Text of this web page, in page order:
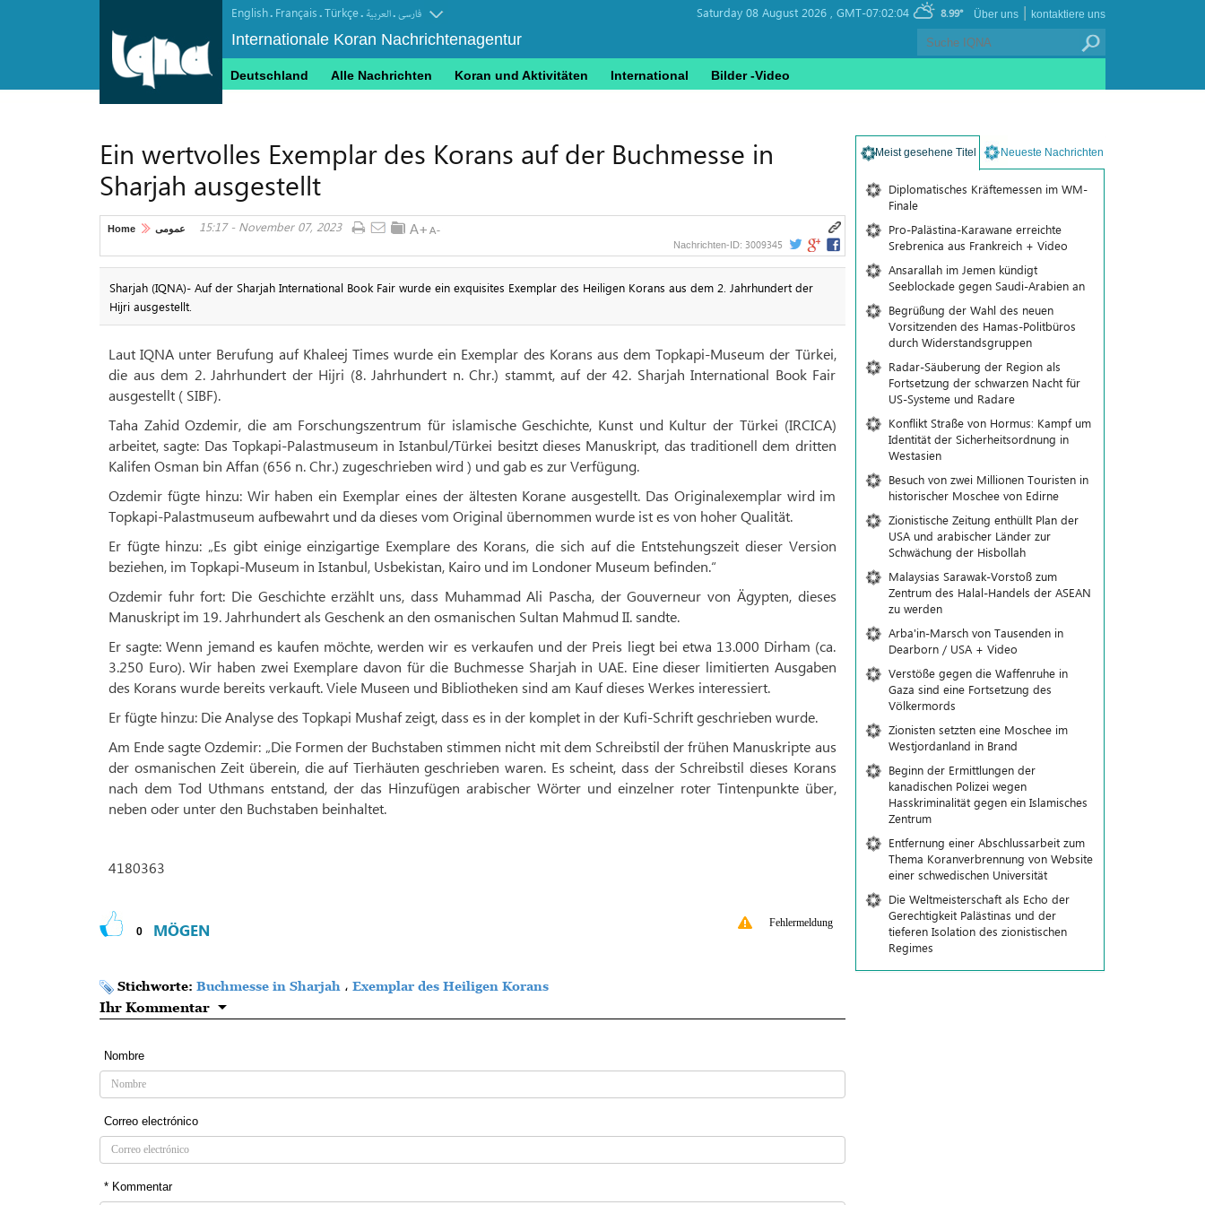
English. Français.Türkçe. العربیة.فارسی
Internationale Koran Nachrichtenagentur
Saturday 08 August 2026 , GMT-07:02:04 8.99° kontaktiere uns
|
Über uns
Deutschland Alle Nachrichten Koran und Aktivitäten International Bilder -Video
Ein wertvolles Exemplar des Korans auf der Buchmesse in
Sharjah ausgestellt
Home عمومی 15:17 - November 07, 2023
Nachrichten-ID: 3009345
Sharjah (IQNA)- Auf der Sharjah International Book Fair wurde ein exquisites Exemplar des Heiligen Korans aus dem 2. Jahrhundert der
Hijri ausgestellt.
Laut IQNA unter Berufung auf Khaleej Times wurde ein Exemplar des Korans aus dem Topkapi-Museum der Türkei,
die aus dem 2. Jahrhundert der Hijri (8. Jahrhundert n. Chr.) stammt, auf der 42. Sharjah International Book Fair
ausgestellt ( SIBF).
Taha Zahid Ozdemir, die am Forschungszentrum für islamische Geschichte, Kunst und Kultur der Türkei (IRCICA)
arbeitet, sagte: Das Topkapi-Palastmuseum in Istanbul/Türkei besitzt dieses Manuskript, das traditionell dem dritten
Kalifen Osman bin Affan (656 n. Chr.) zugeschrieben wird ) und gab es zur Verfügung.
Ozdemir fügte hinzu: Wir haben ein Exemplar eines der ältesten Korane ausgestellt. Das Originalexemplar wird im
Topkapi-Palastmuseum aufbewahrt und da dieses vom Original übernommen wurde ist es von hoher Qualität.
Er fügte hinzu: „Es gibt einige einzigartige Exemplare des Korans, die sich auf die Entstehungszeit dieser Version
beziehen, im Topkapi-Museum in Istanbul, Usbekistan, Kairo und im Londoner Museum befinden.“
Ozdemir fuhr fort: Die Geschichte erzählt uns, dass Muhammad Ali Pascha, der Gouverneur von Ägypten, dieses
Manuskript im 19. Jahrhundert als Geschenk an den osmanischen Sultan Mahmud II. sandte.
Er sagte: Wenn jemand es kaufen möchte, werden wir es verkaufen und der Preis liegt bei etwa 13.000 Dirham (ca.
3.250 Euro). Wir haben zwei Exemplare davon für die Buchmesse Sharjah in UAE. Eine dieser limitierten Ausgaben
des Korans wurde bereits verkauft. Viele Museen und Bibliotheken sind am Kauf dieses Werkes interessiert.
Er fügte hinzu: Die Analyse des Topkapi Mushaf zeigt, dass es in der komplet in der Kufi-Schrift geschrieben wurde.
Am Ende sagte Ozdemir: „Die Formen der Buchstaben stimmen nicht mit dem Schreibstil der frühen Manuskripte aus
der osmanischen Zeit überein, die auf Tierhäuten geschrieben waren. Es scheint, dass der Schreibstil dieses Korans
nach dem Tod Uthmans entstand, der das Hinzufügen arabischer Wörter und einzelner roter Tintenpunkte über,
neben oder unter den Buchstaben beinhaltet.
4180363
0 MÖGEN Fehlermeldung
Stichworte: Buchmesse in Sharjah ، Exemplar des Heiligen Korans
Ihr Kommentar
Nombre
Correo electrónico
* Kommentar
Meist gesehene Titel Neueste Nachrichten
Diplomatisches Kräftemessen im WM-
Finale
Pro-Palästina-Karawane erreichte
Srebrenica aus Frankreich + Video
Ansarallah im Jemen kündigt
Seeblockade gegen Saudi-Arabien an
Begrüßung der Wahl des neuen
Vorsitzenden des Hamas-Politbüros
durch Widerstandsgruppen
Radar-Säuberung der Region als
Fortsetzung der schwarzen Nacht für
US-Systeme und Radare
Konflikt Straße von Hormus: Kampf um
Identität der Sicherheitsordnung in
Westasien
Besuch von zwei Millionen Touristen in
historischer Moschee von Edirne
Zionistische Zeitung enthüllt Plan der
USA und arabischer Länder zur
Schwächung der Hisbollah
Malaysias Sarawak-Vorstoß zum
Zentrum des Halal-Handels der ASEAN
zu werden
Arba'in-Marsch von Tausenden in
Dearborn / USA + Video
Verstöße gegen die Waffenruhe in
Gaza sind eine Fortsetzung des
Völkermords
Zionisten setzten eine Moschee im
Westjordanland in Brand
Beginn der Ermittlungen der
kanadischen Polizei wegen
Hasskriminalität gegen ein Islamisches
Zentrum
Entfernung einer Abschlussarbeit zum
Thema Koranverbrennung von Website
einer schwedischen Universität
Die Weltmeisterschaft als Echo der
Gerechtigkeit Palästinas und der
tieferen Isolation des zionistischen
Regimes